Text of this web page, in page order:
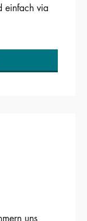
einfach via
uns